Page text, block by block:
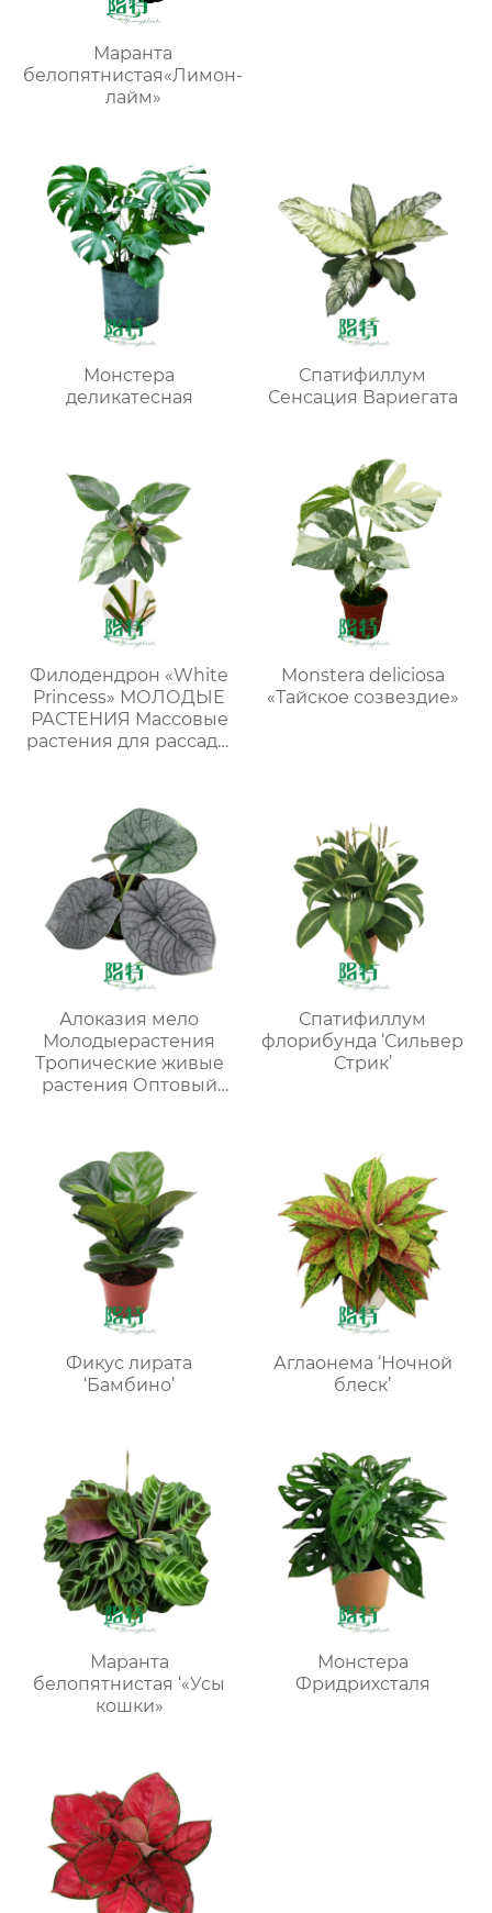
Маранта
белопятнистая«Лимон-
лайм»
Монстера
деликатесная
Спатифиллум
Сенсация Вариегата
Филодендрон «White
Princess» МОЛОДЫЕ
РАСТЕНИЯ Массовые
растения для рассады
Monstera deliciosa
«Тайское созвездие»
Алоказия мело
Молодыерастения
Тропические живые
растения Оптовый
Спатифиллум
флорибунда ‘Сильвер
Стрик’
Фикус лирата
‘Бамбино’
Аглаонема ‘Ночной
блеск’
Маранта
белопятнистая ‘«Усы
кошки»
Монстера
Фридрихсталя